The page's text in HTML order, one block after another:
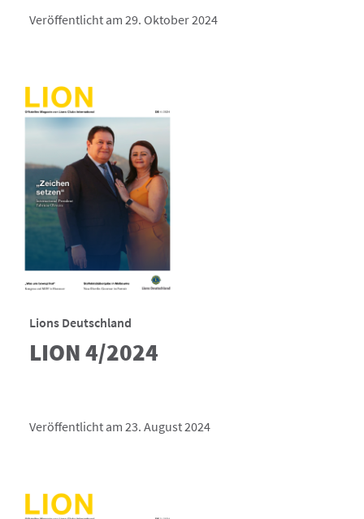
Veröffentlicht am 29. Oktober 2024
Lions Deutschland
LION 4/2024
Veröffentlicht am 23. August 2024